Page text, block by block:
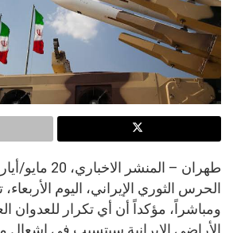
الحرس الثوري الإيراني، اليوم
ومباشراً، مؤكداً أن أي تكرار للعدوان
الأراضي الإيرانية سيتسبب في إشعال